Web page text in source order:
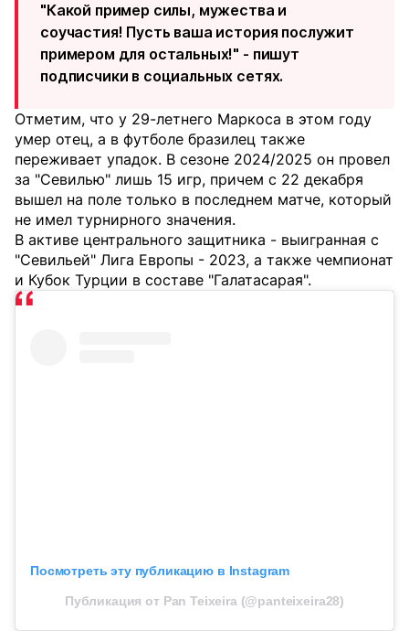
"Какой пример силы, мужества и
соучастия! Пусть ваша история послужит
примером для остальных!" - пишут
подписчики в социальных сетях.
Отметим, что у 29-летнего Маркоса в этом году
умер отец, а в футболе бразилец также
переживает упадок. В сезоне 2024/2025 он провел
за "Севилью" лишь 15 игр, причем с 22 декабря
вышел на поле только в последнем матче, который
не имел турнирного значения.
В активе центрального защитника - выигранная с
"Севильей" Лига Европы - 2023, а также чемпионат
и Кубок Турции в составе "Галатасарая".
Посмотреть эту публикацию в Instagram
Публикация от Pan Teixeira (@panteixeira28)